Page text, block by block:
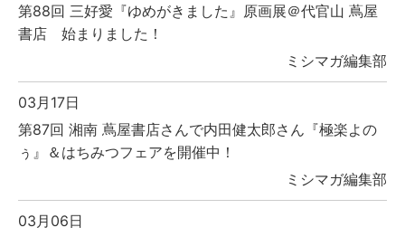
第88回 三好愛『ゆめがきました』原画展＠代官山 蔦屋
書店 始まりました！
ミシマガ編集部
03月17日
第87回 湘南 蔦屋書店さんで内田健太郎さん『極楽よの
ぅ』＆はちみつフェアを開催中！
ミシマガ編集部
03月06日